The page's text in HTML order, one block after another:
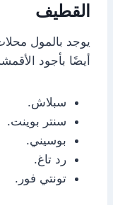
القطيف
يوجد بالمول
أيضًا بأجود
سبلاش.
سنتر بوينت.
بوسيني.
رد تاغ.
تونتي فور.